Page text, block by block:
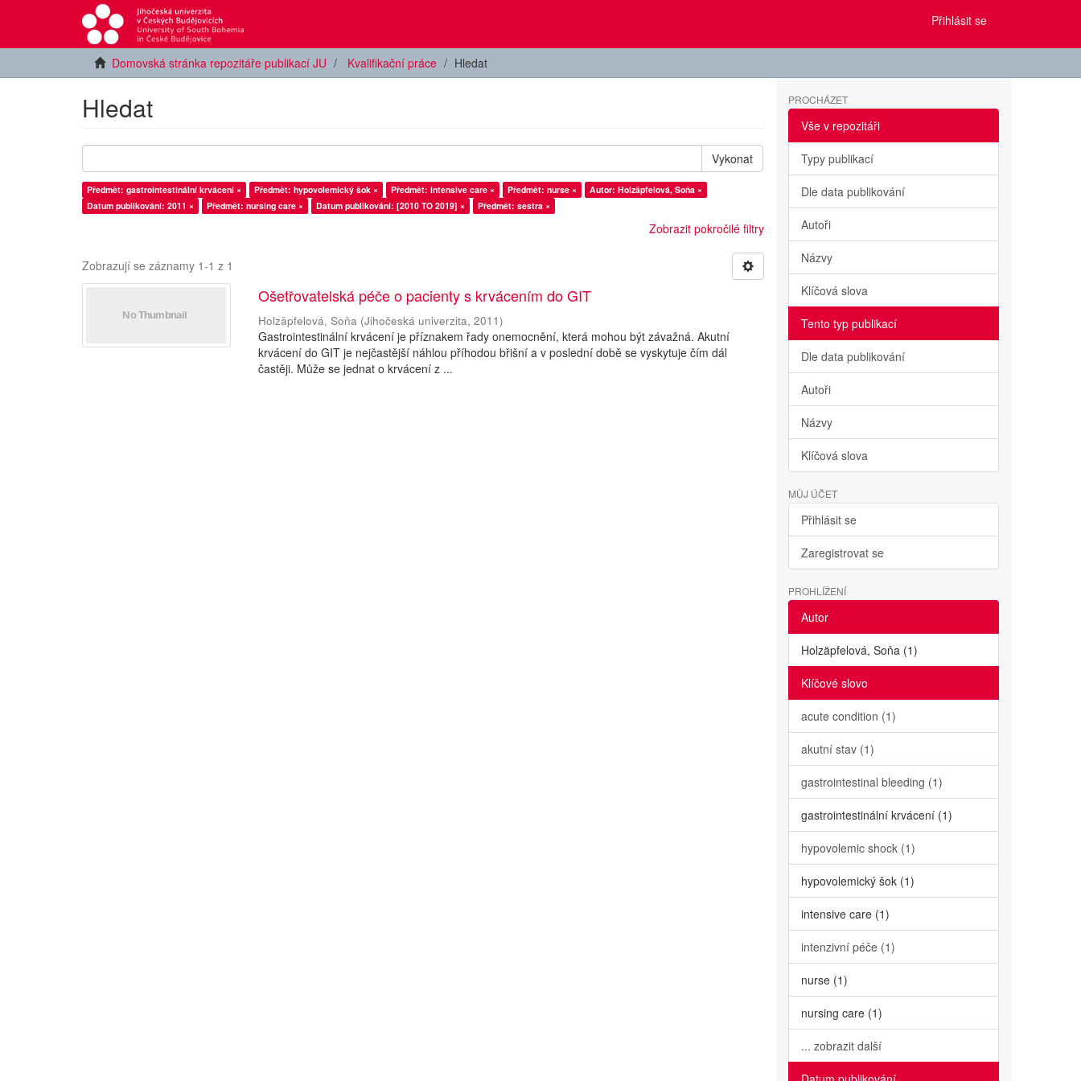
Přihlásit se
Domovská stránka repozitáře publikací JU Kvalifikační práce Hledat
Hledat
Vykonat
Předmět: gastrointestinální krvácení × Předmět: hypovolemický šok × Předmět: intensive care × Předmět: nurse ×
Autor: Holzäpfelová, Soňa ×
Datum publikování: 2011 ×
Předmět: nursing care × Datum publikování: [2010 TO 2019] × Předmět: sestra ×
Zobrazit pokročilé filtry
Zobrazují se záznamy 1-1 z 1
Ošetřovatelská péče o pacienty s krvácením do GIT
Holzäpfelová, Soňa (Jihočeská univerzita,2011)
Gastrointestinální krvácení je příznakem řady onemocnění, která mohou být závažná. Akutní
krvácení do GIT je nejčastější náhlou příhodou břišní a v poslední době se vyskytuje čím dál
častěji. Může se jednat o krvácení z ...
PROCHÁZET
Vše v repozitáři
Typy publikací
Dle data publikování
Autoři
Názvy
Klíčová slova
Tento typ publikací
Dle data publikování
Autoři
Názvy
Klíčová slova
MŮJ ÚČET
Přihlásit se
Zaregistrovat se
PROHLÍŽENÍ
Autor
Holzäpfelová, Soňa (1)
Klíčové slovo
acute condition (1)
akutní stav (1)
gastrointestinal bleeding (1)
gastrointestinální krvácení (1)
hypovolemic shock (1)
hypovolemický šok (1)
intensive care (1)
intenzivní péče (1)
nurse (1)
nursing care (1)
... zobrazit další